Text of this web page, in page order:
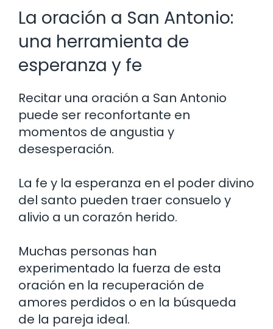
La oración a San Antonio:
una herramienta de
esperanza y fe
Recitar una oración a San Antonio
puede ser reconfortante en
momentos de angustia y
desesperación.
La fe y la esperanza en el poder divino
del santo pueden traer consuelo y
alivio a un corazón herido.
Muchas personas han
experimentado la fuerza de esta
oración en la recuperación de
amores perdidos o en la búsqueda
de la pareja ideal.